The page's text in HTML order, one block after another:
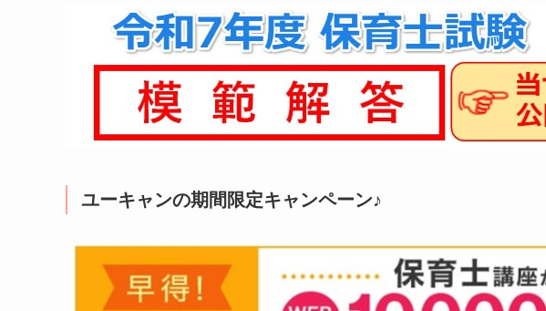
ユーキャンの期間限定キャンペーン♪